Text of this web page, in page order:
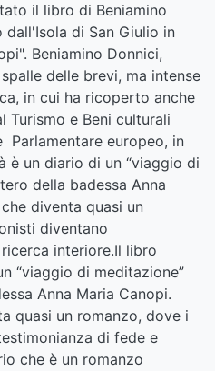
il libro di Beniamino
di San Giulio in
Beniamino Donnici,
delle brevi, ma intense
in cui ha ricoperto anche
Turismo e Beni culturali
Parlamentare europeo, in
è un diario di un “viaggio di
della badessa Anna
diventa quasi un
diventano
interiore.Il libro
“viaggio di meditazione”
Anna Maria Canopi.
quasi un romanzo, dove i
di fede e
che è un romanzo